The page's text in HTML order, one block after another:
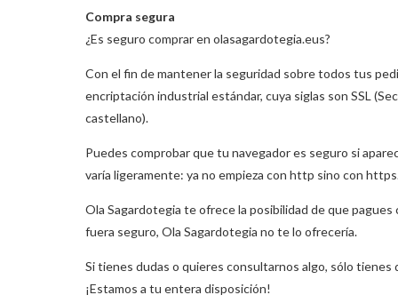
Compra segura
¿Es seguro comprar en olasagardotegia.eus?
Con el fin de mantener la seguridad sobre todos tus
encriptación industrial estándar, cuya siglas son SSL
castellano).
Puedes comprobar que tu navegador es seguro si
varía ligeramente: ya no empieza con http sino con
Ola Sagardotegia te ofrece la posibilidad de que
fuera seguro, Ola Sagardotegia no te lo ofrecería.
Si tienes dudas o quieres consultarnos algo, sólo
¡Estamos a tu entera disposición!